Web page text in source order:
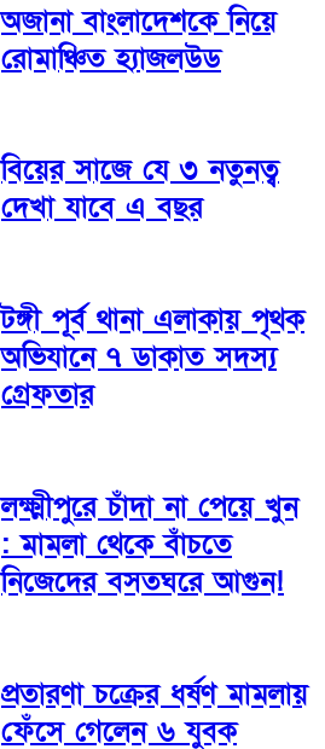
অজানা বাংলাদেশকে নিয়ে
রোমাঞ্চিত হ্যাজলউড
বিয়ের সাজে যে ৩ নতুনত্ব
দেখা যাবে এ বছর
টঙ্গী পূর্ব থানা এলাকায় পৃথক
অভিযানে ৭ ডাকাত সদস্য
গ্রেফতার
লক্ষ্মীপুরে চাঁদা না পেয়ে খুন
: মামলা থেকে বাঁচতে
নিজেদের বসতঘরে আগুন!
প্রতারণা চক্রের ধর্ষণ মামলায়
ফেঁসে গেলেন ৬ যুবক